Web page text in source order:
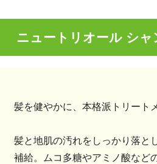
ニュートリオール シャ
髪を健やかに、本格派トリート
髪と地肌の汚れをしっかり落と
補給。ムコ多糖やアミノ酸など